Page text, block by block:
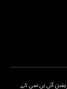
آئی بی سی کے